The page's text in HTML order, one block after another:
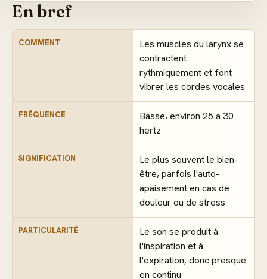
En bref
COMMENT
Les muscles du larynx se
contractent
rythmiquement et font
vibrer les cordes vocales
FRÉQUENCE
Basse, environ 25 à 30
hertz
SIGNIFICATION
Le plus souvent le bien-
être, parfois l'auto-
apaisement en cas de
douleur ou de stress
PARTICULARITÉ
Le son se produit à
l'inspiration et à
l'expiration, donc presque
en continu